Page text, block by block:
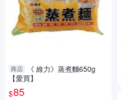
商店
《 維力》蒸煮麵650g
【愛買】
$85